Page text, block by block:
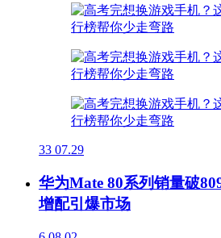
33 07.29
华为Mate 80系列销量破
增配引爆市场